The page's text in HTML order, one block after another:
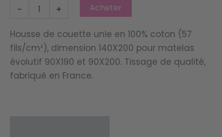
-
quantité
de
couette
Origin
Coton
Uni
+ Acheter
Housse de couette unie en 100% coton (57
fils/cm²), dimension 140X200 pour matelas
évolutif 90X190 et 90X200. Tissage de qualité,
fabriqué en France.